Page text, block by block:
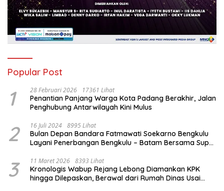
Popular Post
1 28 Februari 2026 17361 Lihat
Penantian Panjang Warga Kota Padang Berakhir, Jalan
Penghubung Antarwilayah Kini Mulus
2 16 Juli 2024 8995 Lihat
Bulan Depan Bandara Fatmawati Soekarno Bengkulu
Layani Penerbangan Bengkulu – Batam Bersama Super
3 11 Maret 2026 8393 Lihat
Kronologis Wabup Rejang Lebong Diamankan KPK
hingga Dilepaskan, Berawal dari Rumah Dinas Usai